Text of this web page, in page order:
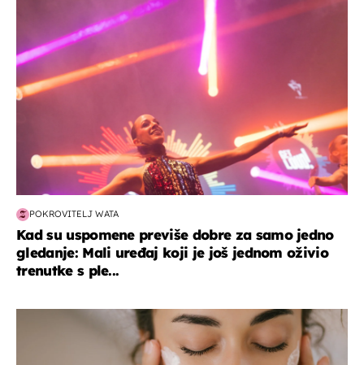
POKROVITELJ WATA
Kad su uspomene previše dobre za samo jedno
gledanje: Mali uređaj koji je još jednom oživio
trenutke s ple...
moda & ljepota